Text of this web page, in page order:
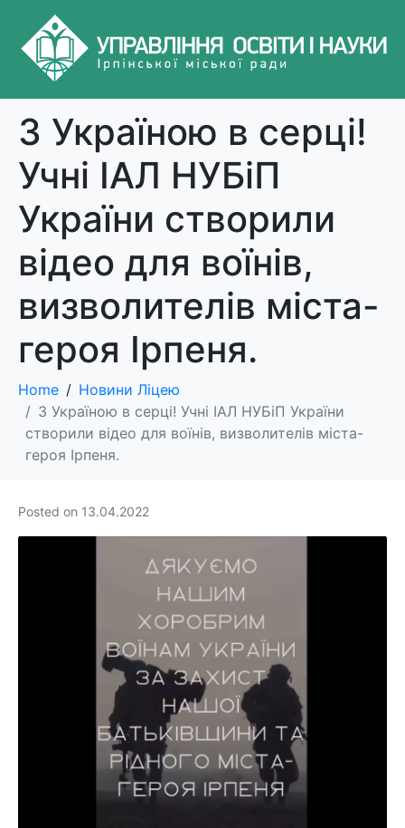
З Україною в серці!
Учні ІАЛ НУБіП
України створили
відео для воїнів,
визволителів міста-
героя Ірпеня.
Home
Новини Ліцею
З Україною в серці! Учні ІАЛ НУБіП України
створили відео для воїнів, визволителів міста-
героя Ірпеня.
Posted on 13.04.2022